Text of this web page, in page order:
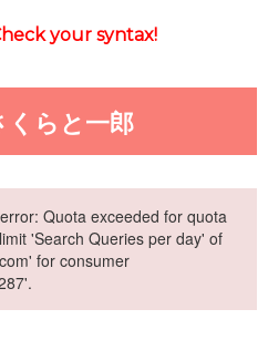
your syntax!
くらと一郎
Quota exceeded for quota
'Search Queries per day' of
for consumer